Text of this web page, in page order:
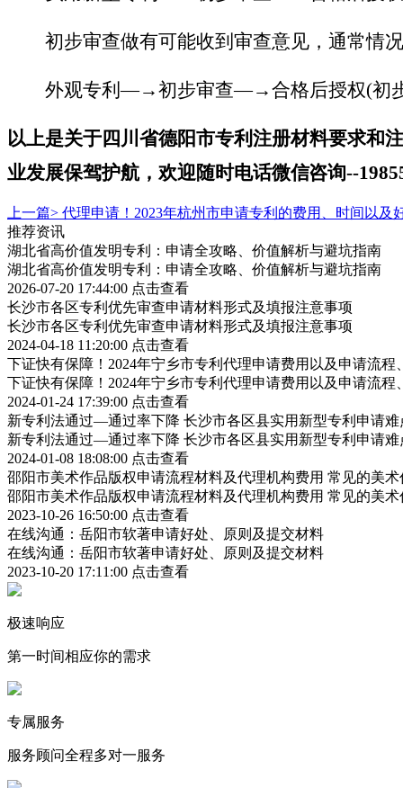
初步审查做有可能收到审查意见，通常情
外观专利—→初步审查—→合格后授权(初
以上是关于 四川省德阳市专利注册材料要求和
业发展保驾护航， 欢迎随时电话微信咨询--
上一篇> 代理申请！2023年杭州市申请专利的费用、时间以及
推荐资讯
湖北省高价值发明专利：申请全攻略、价值解析与避坑指南
湖北省高价值发明专利：申请全攻略、价值解析与避坑指南
2026-07-20 17:44:00 点击查看
长沙市各区专利优先审查申请材料形式及填报注意事项
长沙市各区专利优先审查申请材料形式及填报注意事项
2024-04-18 11:20:00 点击查看
下证快有保障！2024年宁乡市专利代理申请费用以及申请流程
下证快有保障！2024年宁乡市专利代理申请费用以及申请流程
2024-01-24 17:39:00 点击查看
新专利法通过—通过率下降 长沙市各区县实用新型专利申请
新专利法通过—通过率下降 长沙市各区县实用新型专利申请
2024-01-08 18:08:00 点击查看
邵阳市美术作品版权申请流程材料及代理机构费用 常见的美
邵阳市美术作品版权申请流程材料及代理机构费用 常见的美
2023-10-26 16:50:00 点击查看
在线沟通：岳阳市软著申请好处、原则及提交材料
在线沟通：岳阳市软著申请好处、原则及提交材料
2023-10-20 17:11:00 点击查看
极速响应
第一时间相应你的需求
专属服务
服务顾问全程多对一服务